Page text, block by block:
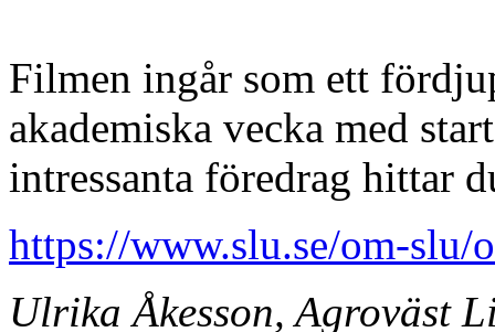
Filmen ingår som ett
akademiska vecka med
intressanta föredrag hittar
https://www.slu.se/om-slu/
Ulrika Åkesson, Agroväst